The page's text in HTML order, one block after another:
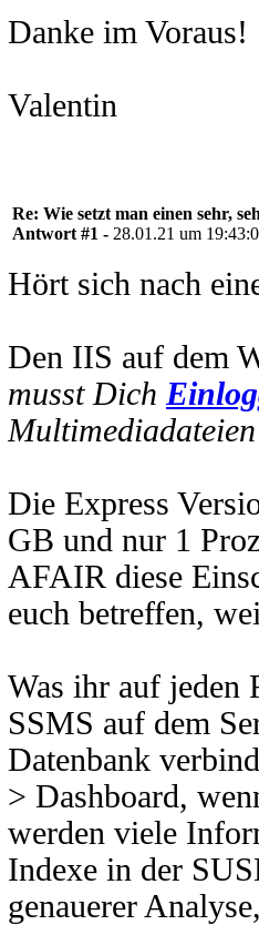
Danke im Voraus!
Valentin
Re: Wie setzt man einen sehr,
Antwort #1 - 28.01.21 um
Hört sich nach
Den IIS auf dem
musst Dich
Die Express
GB und nur 1
AFAIR diese
euch betreffen,
Was ihr auf jeden
SSMS auf dem
Datenbank
> Dashboard,
werden viele
Indexe in der
genauerer